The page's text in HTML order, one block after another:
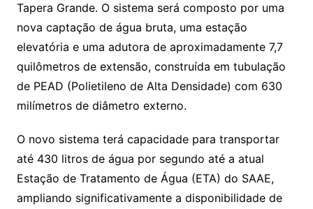
Tapera Grande. O sistema será composto por uma
nova captação de água bruta, uma estação
elevatória e uma adutora de aproximadamente 7,7
quilômetros de extensão, construída em tubulação
de PEAD (Polietileno de Alta Densidade) com 630
milímetros de diâmetro externo.
O novo sistema terá capacidade para transportar
até 430 litros de água por segundo até a atual
Estação de Tratamento de Água (ETA) do SAAE,
ampliando significativamente a disponibilidade de